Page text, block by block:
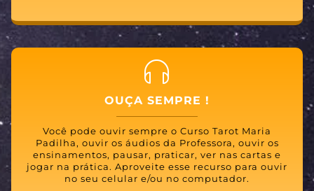
OUÇA SEMPRE !
Você pode ouvir sempre o Curso Tarot Maria
Padilha, ouvir os áudios da Professora, ouvir os
ensinamentos, pausar, praticar, ver nas cartas e
jogar na prática. Aproveite esse recurso para ouvir
no seu celular e/ou no computador.